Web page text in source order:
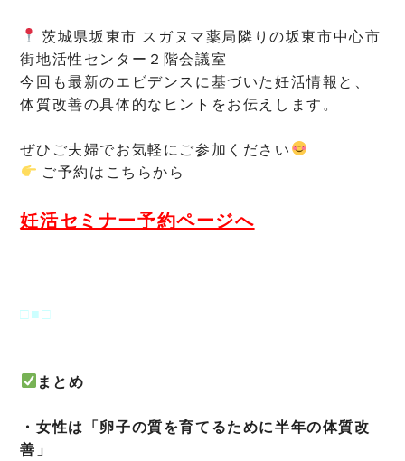
茨城県坂東市 スガヌマ薬局隣りの坂東市中心市
街地活性センター２階会議室
今回も最新のエビデンスに基づいた妊活情報と、
体質改善の具体的なヒントをお伝えします。
ぜひご夫婦でお気軽にご参加ください
ご予約はこちらから
妊活セミナー予約ページへ
□■□
まとめ
・女性は「卵子の質を育てるために半年の体質改
善」